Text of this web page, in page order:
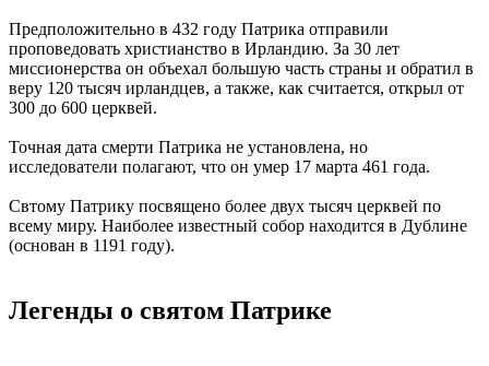
Предположительно в 432 году Патрика отправили
проповедовать христианство в Ирландию. За 30 лет
миссионерства он объехал большую часть страны и обратил в
веру 120 тысяч ирландцев, а также, как считается, открыл от
300 до 600 церквей.
Точная дата смерти Патрика не установлена, но
исследователи полагают, что он умер 17 марта 461 года.
Свтому Патрику посвящено более двух тысяч церквей по
всему миру. Наиболее известный собор находится в Дублине
(основан в 1191 году).
Легенды о святом Патрике